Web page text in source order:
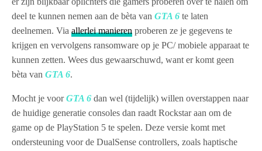
deel te kunnen nemen aan de bèta vanGTA 6 te laten
deelnemen. Viaallerlei manieren proberen ze je gegevens te
krijgen en vervolgens ransomware op je PC/ mobiele apparaat te
kunnen zetten. Wees dus gewaarschuwd, want er komt geen
bèta vanGTA 6.
Mocht je voorGTA 6 dan wel (tijdelijk) willen overstappen naar
de huidige generatie consoles dan raadt Rockstar aan om de
game op de PlayStation 5 te spelen. Deze versie komt met
ondersteuning voor de DualSense controllers, zoals haptische